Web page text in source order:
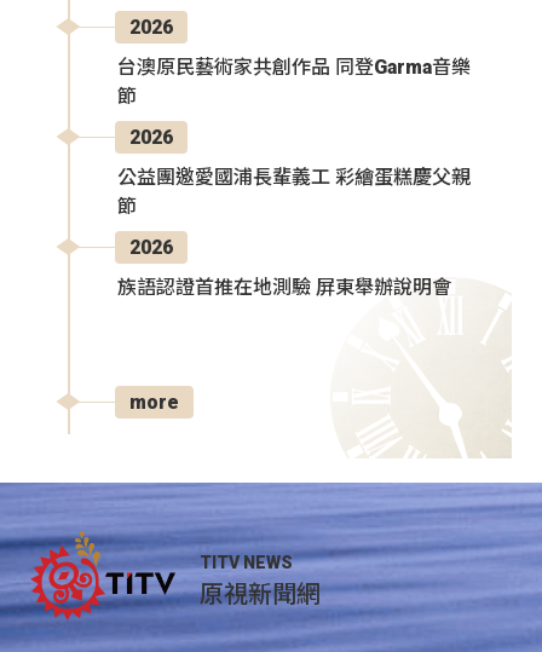
2026
台澳原民藝術家共創作品 同登Garma音樂
節
2026
公益團邀愛國浦長輩義工 彩繪蛋糕慶父親
節
2026
族語認證首推在地測驗 屏東舉辦說明會
more
TITV NEWS
原視新聞網